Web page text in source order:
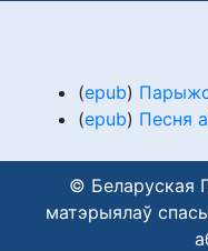
(epub)
(epub) Песня
© Беларуская
матэрыялаў